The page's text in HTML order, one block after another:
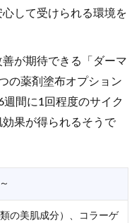
して受けられる環境を
が期待できる「ダーマ
の薬剤塗布オプション
間に1回程度のサイク
果が得られるそうで
の美肌成分）、コラーゲ